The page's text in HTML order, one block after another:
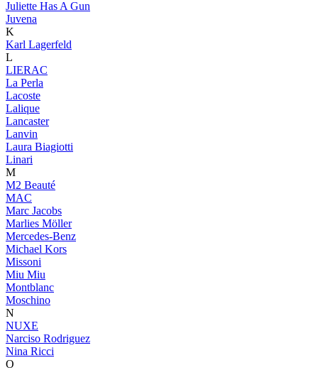
Juliette Has A Gun
Juvena
K
Karl Lagerfeld
L
LIERAC
La Perla
Lacoste
Lalique
Lancaster
Lanvin
Laura Biagiotti
Linari
M
M2 Beauté
MAC
Marc Jacobs
Marlies Möller
Mercedes-Benz
Michael Kors
Missoni
Miu Miu
Montblanc
Moschino
N
NUXE
Narciso Rodriguez
Nina Ricci
O